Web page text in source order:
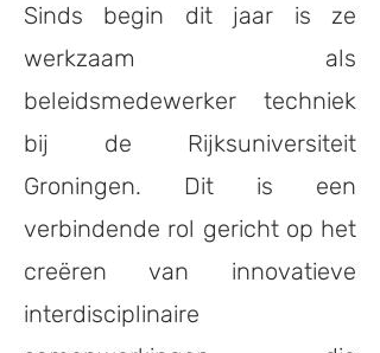
Sinds begin dit jaar is ze
werkzaam als
beleidsmedewerker techniek
bij de Rijksuniversiteit
Groningen. Dit is een
verbindende rol gericht op het
creëren van innovatieve
interdisciplinaire